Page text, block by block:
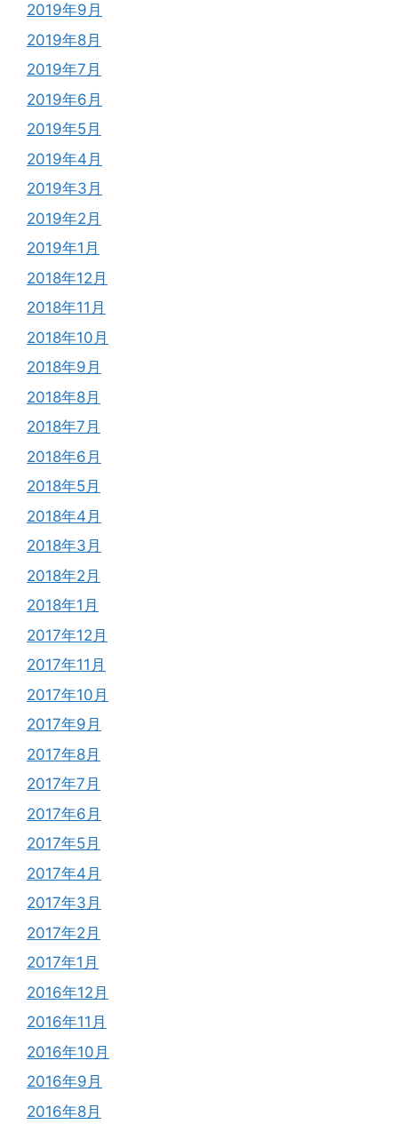
2019年9月
2019年8月
2019年7月
2019年6月
2019年5月
2019年4月
2019年3月
2019年2月
2019年1月
2018年12月
2018年11月
2018年10月
2018年9月
2018年8月
2018年7月
2018年6月
2018年5月
2018年4月
2018年3月
2018年2月
2018年1月
2017年12月
2017年11月
2017年10月
2017年9月
2017年8月
2017年7月
2017年6月
2017年5月
2017年4月
2017年3月
2017年2月
2017年1月
2016年12月
2016年11月
2016年10月
2016年9月
2016年8月